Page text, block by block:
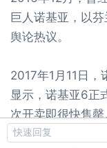
巨人诺基亚，以
舆论热议。
2017年1月11日
显示，诺基亚6正
次开卖即很快售
量非常好，累计评